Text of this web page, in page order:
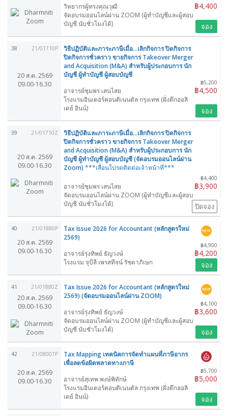
฿4,400
วิทยากรผู้ทรงคุณวุฒิ
จัดอบรมออนไลน์ผ่าน ZOOM (ผู้ทำบัญชีและผู้สอบ
บัญชี นับชั่วโมงได้)
จอง
38 21/01710P
20 ส.ค. 2569
09.00-16.30
วิธีปฏิบัติและภาระภาษีเมื่อ...เลิกกิจการ ปิดกิจการ
ปิดกิจการชั่วคราว ขายกิจการ Takeover Merger
and Acquisition (M&A) สำหรับผู้ประกอบการ นัก
บัญชี ผู้ทำบัญชี ผู้สอบบัญชี
฿5,200
฿4,500
อาจารย์ชุมพร เสนไสย
โรงแรมอินเตอร์คอนติเนนตัล กรุงเทพ (ฝั่งตึกฮอลิ
เดย์ อินน์)
จอง
39 21/01710Z
20 ส.ค. 2569
09.00-16.30
วิธีปฏิบัติและภาระภาษีเมื่อ...เลิกกิจการ ปิดกิจการ
ปิดกิจการชั่วคราว ขายกิจการ Takeover Merger
and Acquisition (M&A) สำหรับผู้ประกอบการ นัก
บัญชี ผู้ทำบัญชี ผู้สอบบัญชี (จัดอบรมออนไลน์ผ่าน
Zoom) ***เลื่อนโปรดติดต่อเจ้าหน้าที่***
฿4,400
฿3,900
อาจารย์ชุมพร เสนไสย
จัดอบรมออนไลน์ผ่าน ZOOM (ผู้ทำบัญชีและผู้สอบ
บัญชี นับชั่วโมงได้)
ปิดจอง
40 21/01880P
20 ส.ค. 2569
09.00-16.30
Tax Issue 2026 for Accountant (หลักสูตรใหม่
2569)
฿4,900
฿4,200
อาจารย์รุ่งทิพย์ ธัญวงษ์
โรงแรม จุบีลี เพรสทีจน์ รัชดาภิเษก
จอง
41 21/01880Z
20 ส.ค. 2569
09.00-16.30
Tax Issue 2026 for Accountant (หลักสูตรใหม่
2569) (จัดอบรมออนไลน์ผ่าน ZOOM)
฿4,100
฿3,600
อาจารย์รุ่งทิพย์ ธัญวงษ์
จัดอบรมออนไลน์ผ่าน ZOOM (ผู้ทำบัญชีและผู้สอบ
บัญชี นับชั่วโมงได้)
จอง
42 21/08007P
20 ส.ค. 2569
09.00-16.30
Tax Mapping เทคนิคการจัดทำแผนที่ภาษีอากร
เพื่อลดข้อผิดพลาดทางภาษี
฿5,700
฿5,000
อาจารย์สุเทพ พงษ์พิทักษ์
โรงแรมอินเตอร์คอนติเนนตัล กรุงเทพ (ฝั่งตึกฮอลิ
เดย์ อินน์)
จอง